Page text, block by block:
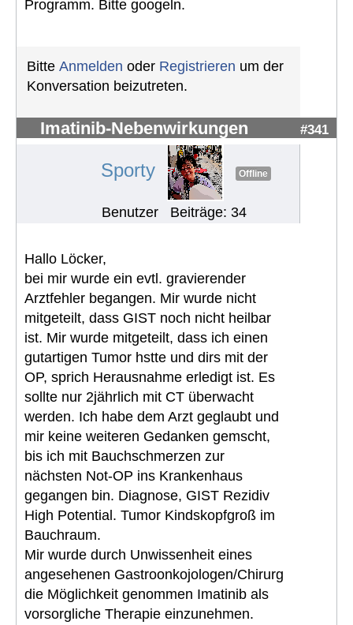
Programm. Bitte googeln.
Bitte Anmelden oder Registrieren um der
Konversation beizutreten.
Imatinib-Nebenwirkungen #341
Sporty Offline
Benutzer Beiträge: 34
Hallo Löcker,
bei mir wurde ein evtl. gravierender
Arztfehler begangen. Mir wurde nicht
mitgeteilt, dass GIST noch nicht heilbar
ist. Mir wurde mitgeteilt, dass ich einen
gutartigen Tumor hstte und dirs mit der
OP, sprich Herausnahme erledigt ist. Es
sollte nur 2jährlich mit CT überwacht
werden. Ich habe dem Arzt geglaubt und
mir keine weiteren Gedanken gemscht,
bis ich mit Bauchschmerzen zur
nächsten Not-OP ins Krankenhaus
gegangen bin. Diagnose, GIST Rezidiv
High Potential. Tumor Kindskopfgroß im
Bauchraum.
Mir wurde durch Unwissenheit eines
angesehenen Gastroonkojologen/Chirurg
die Möglichkeit genommen Imatinib als
vorsorgliche Therapie einzunehmen.